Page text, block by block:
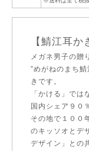
【鯖江耳
メガネ男子の贈
”めがねのまち
きです。
「かける」では
国内シェア９０
その地で１００
のキッソオとデ
デザイン」との